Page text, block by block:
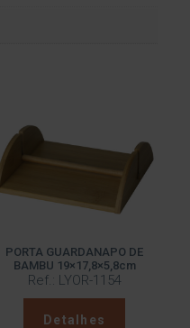
PORTA GUARDANAPO DE
BAMBU 19×17,8×5,8cm
Ref.: LYOR-1154
Detalhes